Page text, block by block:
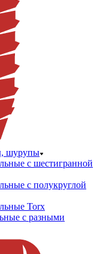
шурупы
с шестигранной
с полукруглой
Torx
с разными